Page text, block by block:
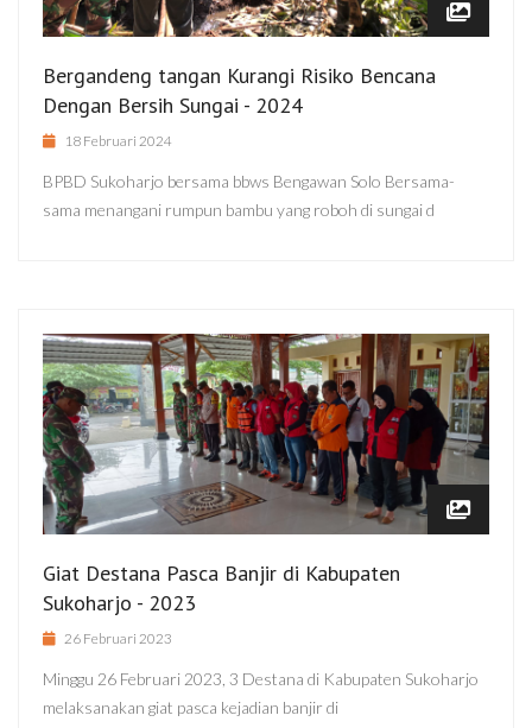
Bergandeng tangan Kurangi Risiko Bencana
Dengan Bersih Sungai - 2024
18 Februari 2024
BPBD Sukoharjo bersama bbws Bengawan Solo Bersama-
sama menangani rumpun bambu yang roboh di sungai d
Giat Destana Pasca Banjir di Kabupaten
Sukoharjo - 2023
26 Februari 2023
Minggu 26 Februari 2023, 3 Destana di Kabupaten Sukoharjo
melaksanakan giat pasca kejadian banjir di